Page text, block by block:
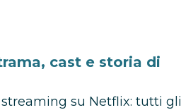
cast e storia di
su Netflix: tutti gli